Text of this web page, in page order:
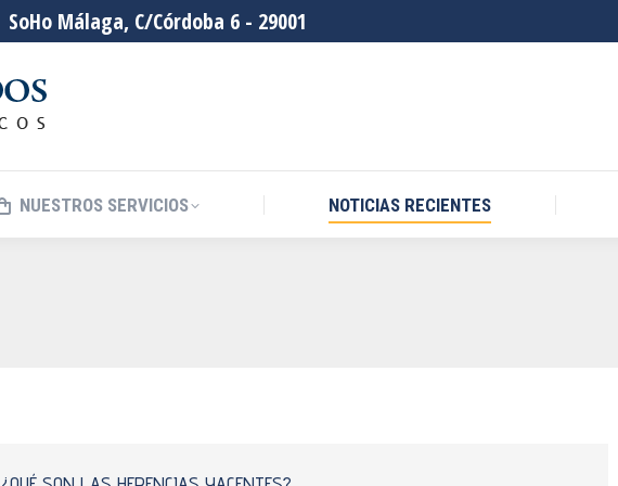
SoHo Málaga, C/Córdoba 6 - 29001
NUESTROS SERVICIOS NOTICIAS RECIENTES